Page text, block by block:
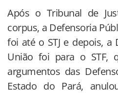
Após o Tribunal de
corpus, a Defensoria
foi até o STJ e depois, a
União foi para o STF,
argumentos das
Estado do Pará,